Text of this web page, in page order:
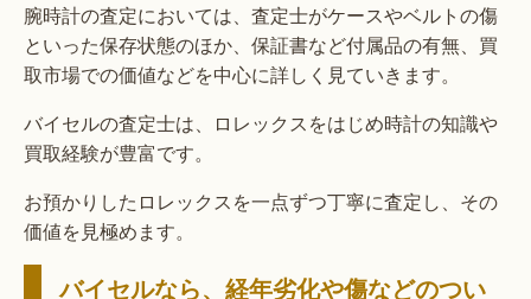
腕時計の査定においては、査定士がケースやベルトの傷
といった保存状態のほか、保証書など付属品の有無、買
取市場での価値などを中心に詳しく見ていきます。
バイセルの査定士は、ロレックスをはじめ時計の知識や
買取経験が豊富です。
お預かりしたロレックスを一点ずつ丁寧に査定し、その
価値を見極めます。
バイセルなら、経年劣化や傷などのつい